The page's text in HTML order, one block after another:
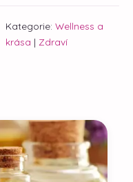
Kategorie: Wellness a
krása | Zdraví